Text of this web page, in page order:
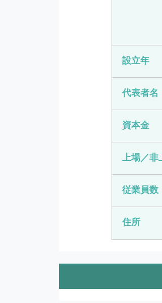
設立年
代表者名
資本金
上場／非
従業員数
住所